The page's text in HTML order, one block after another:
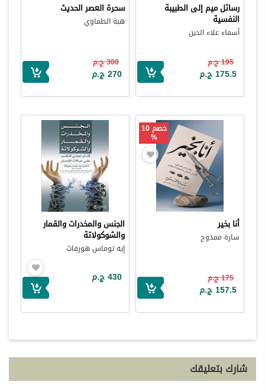
رسائل ميم إلى الطبيبة
النفسية
أسماء علاء الدين
195 ج.م
175.5 ج.م
سحرة العصر الحديث
هبة الطماوي
300 ج.م
270 ج.م
خصم 10
%
أنا بخير
سارة ممدوح
175 ج.م
157.5 ج.م
الجنس والمخدرات والقمار
والشوكولاتة
إيه توماس هورفاث
430 ج.م
شارك بتعليقك